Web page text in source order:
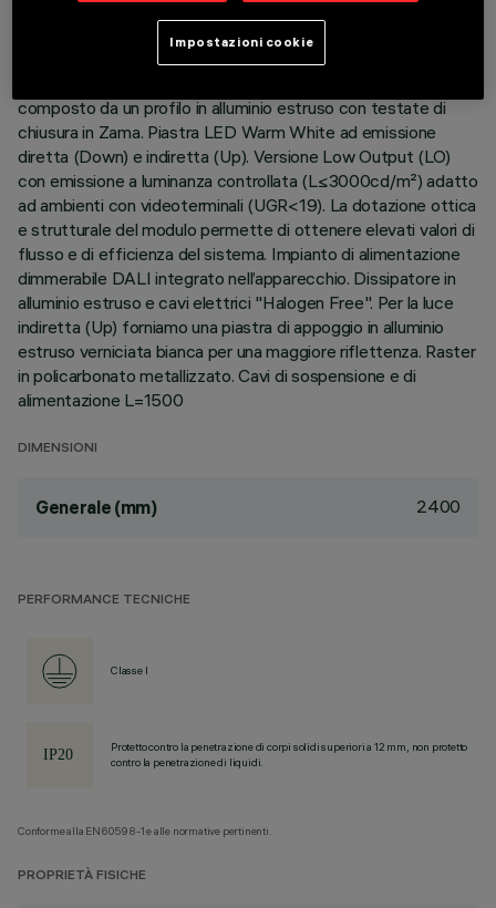
composto da un profilo in alluminio estruso con testate di
chiusura in Zama. Piastra LED Warm White ad emissione
diretta (Down) e indiretta (Up). Versione Low Output (LO)
con emissione a luminanza controllata (L≤3000cd/m²) adatto
ad ambienti con videoterminali (UGR<19). La dotazione ottica
e strutturale del modulo permette di ottenere elevati valori di
flusso e di efficienza del sistema. Impianto di alimentazione
dimmerabile DALI integrato nell’apparecchio. Dissipatore in
alluminio estruso e cavi elettrici "Halogen Free". Per la luce
indiretta (Up) forniamo una piastra di appoggio in alluminio
estruso verniciata bianca per una maggiore riflettenza. Raster
in policarbonato metallizzato. Cavi di sospensione e di
alimentazione L=1500
DIMENSIONI
Generale (mm) 2400
PERFORMANCE TECNICHE
Classe I
Protetto contro la penetrazione di corpi solidi superiori a 12 mm, non protetto
contro la penetrazione di liquidi.
Conforme alla EN60598-1 e alle normative pertinenti.
PROPRIETÀ FISICHE
Impostazioni cookie